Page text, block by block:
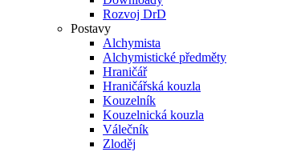
Rozvoj DrD
Postavy
Alchymista
Alchymistické předměty
Hraničář
Hraničářská kouzla
Kouzelník
Kouzelnická kouzla
Válečník
Zloděj